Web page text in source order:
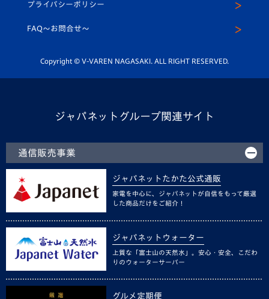
平和祈念活動
ホームタウン活動
スクール
公式LINE＠
プライバシーポリシー
FAQ〜お問合せ〜
Copyright © V-VAREN NAGASAKI. ALL RIGHT RESERVED.
ジャパネットグループ関連サイト
通信販売事業
ジャパネットたかた公式通販
家電を中心に、ジャパネットが自信をもって厳選
した商品だけをご紹介！
ジャパネットウォーター
上質な「富士山の天然水」。安心・安全、こだわ
りのウォーターサーバー
グルメ定期便